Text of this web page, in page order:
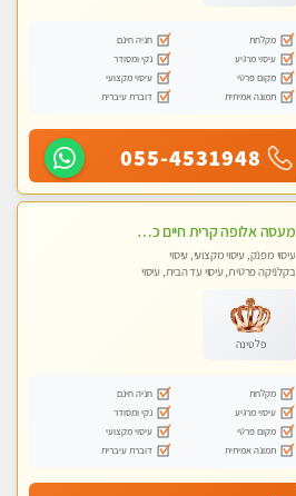
מקלחת
חניה חינם
עיסוי מרגיע
נקי ומסודר
מקום פרטי
עיסוי מקצועי
תמונה אמיתית
דוברת עיברית
055-4531948
מעסה אלופה קרית חיים כל סוגי העיסויים מעסה מקצועית ואיכותית פרטי!!
עיסוי מפנק, עיסוי מקצועי, עיסוי
בקלניקה פרטית, עיסוי עד הבית, עיסוי
פלטינה
מקלחת
חניה חינם
עיסוי מרגיע
נקי ומסודר
מקום פרטי
עיסוי מקצועי
תמונה אמיתית
דוברת עיברית